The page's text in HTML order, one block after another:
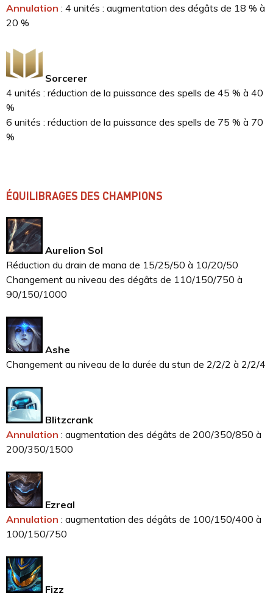
Annulation : 4 unités : augmentation des dégâts de 18 % à
20 %
Sorcerer
4 unités : réduction de la puissance des spells de 45 % à 40
%
6 unités : réduction de la puissance des spells de 75 % à 70
%
ÉQUILIBRAGES DES CHAMPIONS
Aurelion Sol
Réduction du drain de mana de 15/25/50 à 10/20/50
Changement au niveau des dégâts de 110/150/750 à
90/150/1000
Ashe
Changement au niveau de la durée du stun de 2/2/2 à 2/2/4
Blitzcrank
Annulation : augmentation des dégâts de 200/350/850 à
200/350/1500
Ezreal
Annulation : augmentation des dégâts de 100/150/400 à
100/150/750
Fizz